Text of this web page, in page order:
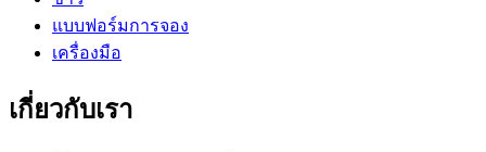
แบบฟอร์มการจอง
เครื่องมือ
เกี่ยวกับเรา